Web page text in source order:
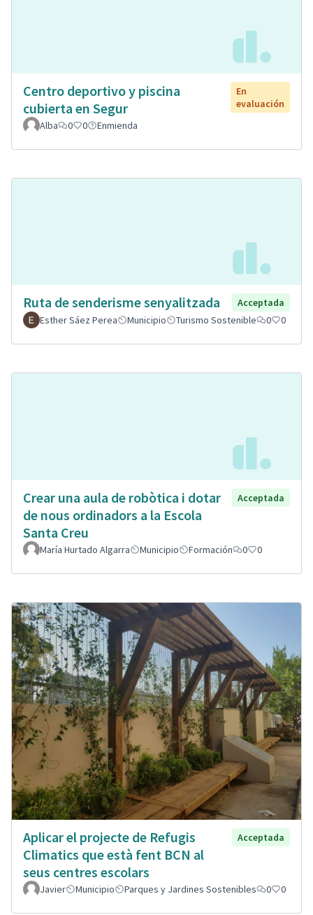
Centro deportivo y piscina
cubierta en Segur
En
evaluación
Alba
0 0 Enmienda
Ruta de senderisme senyalitzada
Acceptada
Esther Sáez Perea
Municipio Turismo Sostenible 0 0
Crear una aula de robòtica i dotar
de nous ordinadors a la Escola
Santa Creu
Acceptada
María Hurtado Algarra Municipio Formación 0 0
Aplicar el projecte de Refugis
Climatics que està fent BCN al
seus centres escolars
Acceptada
Javier Municipio Parques y Jardines Sostenibles 0 0